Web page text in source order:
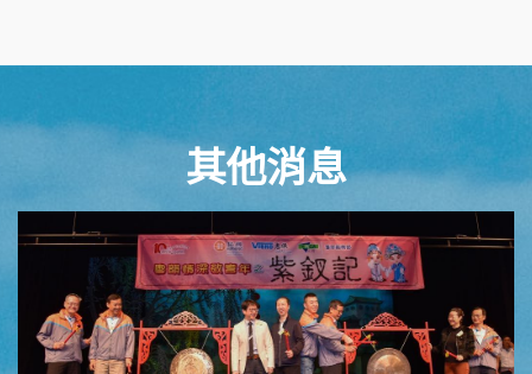
其他消息